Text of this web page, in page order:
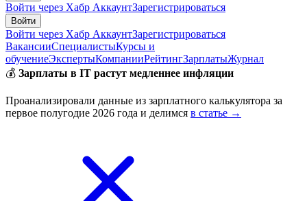
Войти через Хабр АккаунтЗарегистрироваться
Войти
Войти через Хабр АккаунтЗарегистрироваться
ВакансииСпециалистыКурсы и
обучениеЭкспертыКомпанииРейтингЗарплатыЖурнал
💰 Зарплаты в IT растут медленнее инфляции
Проанализировали данные из зарплатного калькулятора за
первое полугодие 2026 года и делимся в статье →